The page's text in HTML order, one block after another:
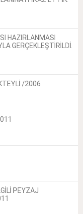
HAZIRLANMASI
GERÇEKLEŞTİRİLDİ.
/2006
PEYZAJ